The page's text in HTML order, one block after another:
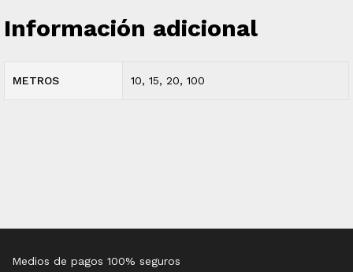
Información adicional
METROS 10, 15, 20, 100
Medios de pagos 100% seguros